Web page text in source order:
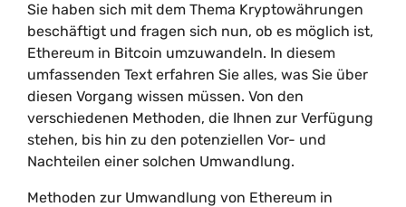
Sie haben sich mit dem Thema Kryptowährungen
beschäftigt und fragen sich nun, ob es möglich ist,
Ethereum in Bitcoin umzuwandeln. In diesem
umfassenden Text erfahren Sie alles, was Sie über
diesen Vorgang wissen müssen. Von den
verschiedenen Methoden, die Ihnen zur Verfügung
stehen, bis hin zu den potenziellen Vor- und
Nachteilen einer solchen Umwandlung.
Methoden zur Umwandlung von Ethereum in